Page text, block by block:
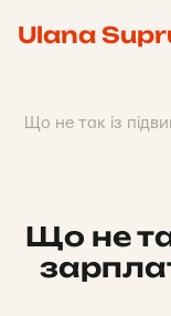
Ulana
Що не так із
Що не